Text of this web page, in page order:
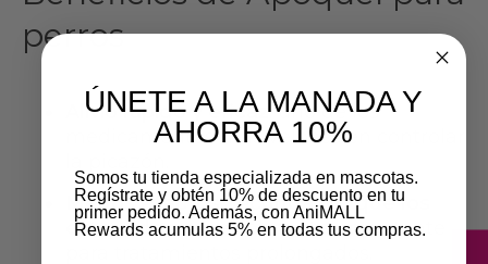
perros
Alivio rápido y eficaz: uno de los
medicamentos más veloces en controlar
Menos efectos secundarios que los
esteroides: especialmente importante
ÚNETE A LA MANADA Y
AHORRA 10%
Somos tu tienda especializada en mascotas.
Regístrate y obtén 10% de descuento en tu
primer pedido. Además, con AniMALL
Rewards acumulas 5% en todas tus compras.